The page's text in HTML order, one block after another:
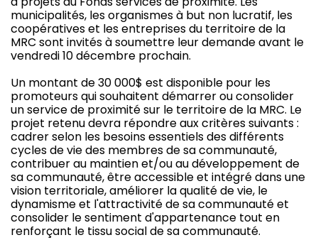
municipalités, les organismes à but non lucratif, les
coopératives et les entreprises du territoire de la
MRC sont invités à soumettre leur demande avant le
vendredi 10 décembre prochain.
Un montant de 30 000$ est disponible pour les
promoteurs qui souhaitent démarrer ou consolider
un service de proximité sur le territoire de la MRC. Le
projet retenu devra répondre aux critères suivants :
cadrer selon les besoins essentiels des différents
cycles de vie des membres de sa communauté,
contribuer au maintien et/ou au développement de
sa communauté, être accessible et intégré dans une
vision territoriale, améliorer la qualité de vie, le
dynamisme et l'attractivité de sa communauté et
consolider le sentiment d'appartenance tout en
renforçant le tissu social de sa communauté.